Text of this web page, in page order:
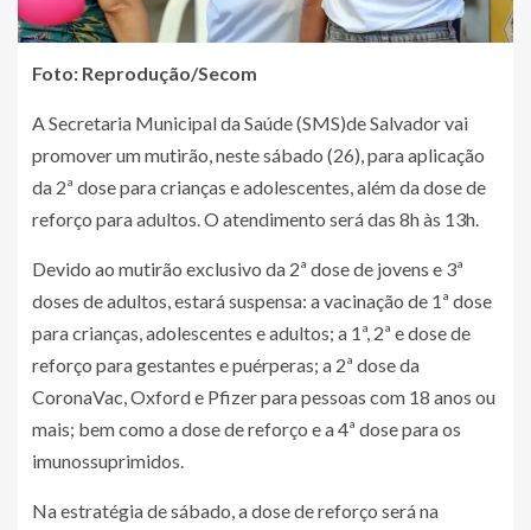
Foto: Reprodução/Secom
A Secretaria Municipal da Saúde (SMS)de Salvador vai
promover um mutirão, neste sábado (26), para aplicação
da 2ª dose para crianças e adolescentes, além da dose de
reforço para adultos.O atendimento será das 8h às 13h.
Devido ao mutirão exclusivo da 2ª dose de jovens e 3ª
doses de adultos, estará suspensa: a vacinação de 1ª dose
para crianças, adolescentes e adultos; a 1ª, 2ª e dose de
reforço para gestantes e puérperas; a 2ª dose da
CoronaVac, Oxford e Pfizer para pessoas com 18 anos ou
mais; bem como a dose de reforço e a 4ª dose para os
imunossuprimidos.
Na estratégia de sábado, a dose de reforço será na